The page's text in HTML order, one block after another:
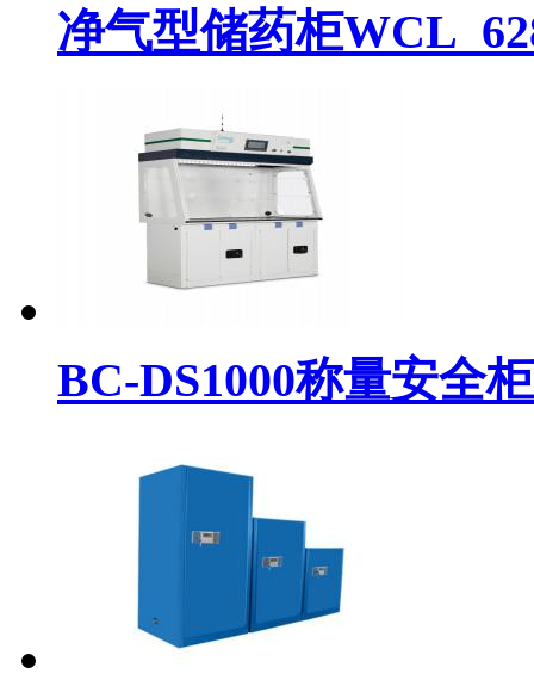
净气型储药柜
BC-DS1000称量安全柜